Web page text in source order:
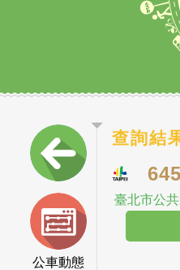
公車動態
查詢結
臺北市公